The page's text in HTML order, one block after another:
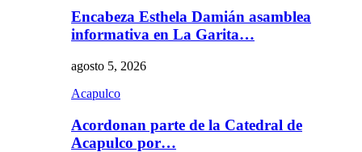
Encabeza Esthela Damián asamblea
informativa en La Garita…
agosto 5, 2026
Acapulco
Acordonan parte de la Catedral de
Acapulco por…